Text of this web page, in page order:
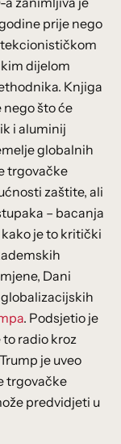
prije nego
dijelom
Knjiga
što će
i aluminij
globalnih
trgovačke
zaštite, ali
– bacanja
je to kritički
Dani
. Podsjetio je
to radio kroz
je uveo
trgovačke
predvidjeti u